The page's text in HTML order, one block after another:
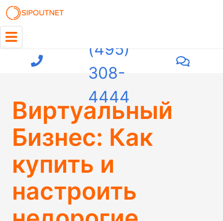
(495)
308-
4444
Виртуальный
Бизнес: Как
купить и
настроить